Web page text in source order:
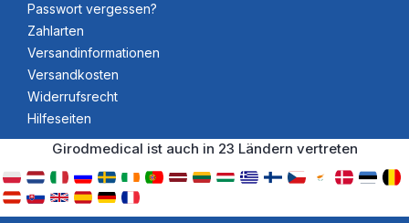
Passwort vergessen?
Zahlarten
Versandinformationen
Versandkosten
Widerrufsrecht
Hilfeseiten
Girodmedical ist auch in 23 Ländern vertreten